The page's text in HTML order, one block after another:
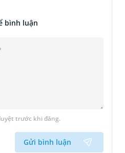
bình luận
trước khi đăng.
Gửi bình luận